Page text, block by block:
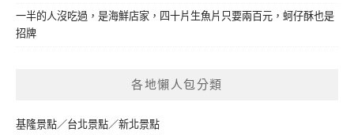
一半的人沒吃過，是海鮮店家，四十片生魚片只要兩百元，蚵仔酥也是
招牌
各地懶人包分類
基隆景點／台北景點／新北景點